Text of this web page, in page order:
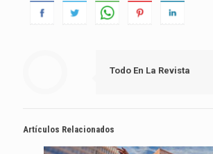
Todo En La Revista
Artículos Relacionados